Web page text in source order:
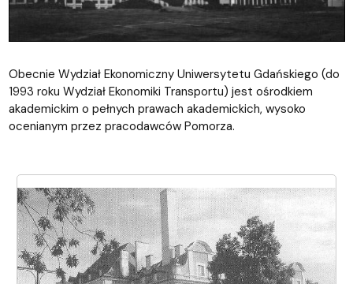
Obecnie Wydział Ekonomiczny Uniwersytetu Gdańskiego (do
1993 roku Wydział Ekonomiki Transportu) jest ośrodkiem
akademickim o pełnych prawach akademickich, wysoko
ocenianym przez pracodawców Pomorza.